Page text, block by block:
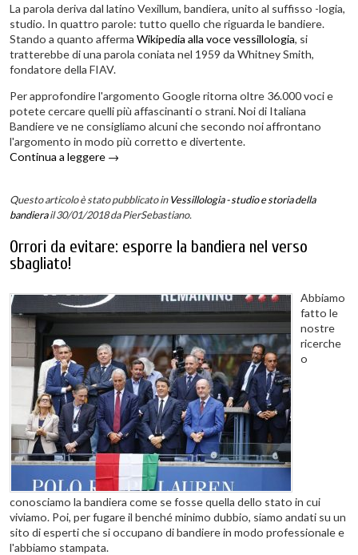
La parola deriva dal latino Vexillum, bandiera, unito al suffisso -logia,
studio. In quattro parole: tutto quello che riguarda le bandiere.
Stando a quanto afferma Wikipedia alla voce vessillologia, si
tratterebbe di una parola coniata nel 1959 da Whitney Smith,
fondatore della FIAV.
Per approfondire l'argomento Google ritorna oltre 36.000 voci e
potete cercare quelli più affascinanti o strani. Noi di Italiana
Bandiere ve ne consigliamo alcuni che secondo noi affrontano
l'argomento in modo più corretto e divertente.
Continua a leggere →
Questo articolo è stato pubblicato inVessillologia - studio e storia della
bandierail 30/01/2018da PierSebastiano.
Orrori da evitare: esporre la bandiera nel verso
sbagliato!
Abbiamo
fatto le
nostre
ricerche
o
conosciamo la bandiera come se fosse quella dello stato in cui
viviamo. Poi, per fugare il benché minimo dubbio, siamo andati su un
sito di esperti che si occupano di bandiere in modo professionale e
l'abbiamo stampata.